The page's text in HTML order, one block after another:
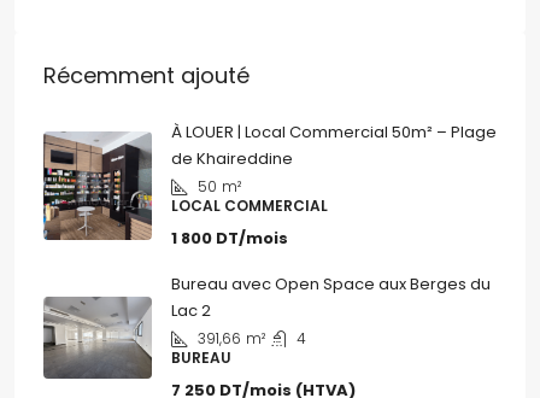
Récemment ajouté
À LOUER | Local Commercial 50m² – Plage
de Khaireddine
50 m²
LOCAL COMMERCIAL
1 800 DT/mois
Bureau avec Open Space aux Berges du
Lac 2
391,66 m²
4
BUREAU
7 250 DT/mois (HTVA)